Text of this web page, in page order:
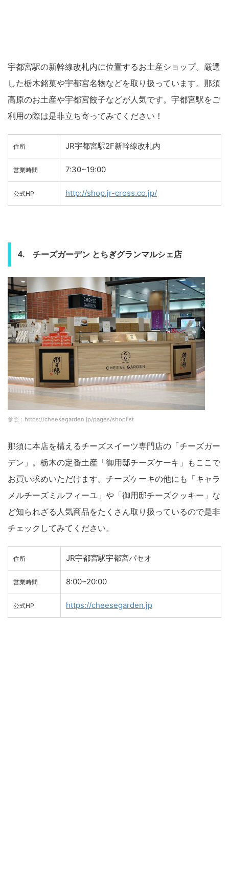
宇都宮駅の新幹線改札内に位置するお土産ショップ。厳選
した栃木銘菓や宇都宮名物などを取り扱っています。那須
高原のお土産や宇都宮餃子などが人気です。宇都宮駅をご
利用の際は是非立ち寄ってみてください！
住所 JR宇都宮駅2F新幹線改札内
営業時間 7:30~19:00
公式HP http://shop.jr-cross.co.jp/
4. チーズガーデン とちぎグランマルシェ店
参照：https://cheesegarden.jp/pages/shoplist
那須に本店を構えるチーズスイーツ専門店の「チーズガー
デン」。栃木の定番土産「御用邸チーズケーキ」もここで
お買い求めいただけます。チーズケーキの他にも「キャラ
メルチーズミルフィーユ」や「御用邸チーズクッキー」な
ど知られざる人気商品をたくさん取り扱っているので是非
チェックしてみてください。
住所 JR宇都宮駅宇都宮パセオ
営業時間 8:00~20:00
公式HP https://cheesegarden.jp